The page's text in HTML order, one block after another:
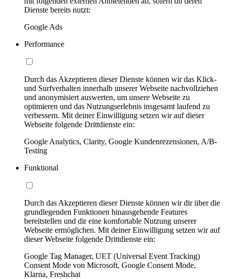
Dienste bereits nutzt:
Google Ads
Performance
Durch das Akzeptieren dieser Dienste können wir das Klick-
und Surfverhalten innerhalb unserer Webseite nachvollziehen
und anonymisiert auswerten, um unsere Webseite zu
optimieren und das Nutzungserlebnis insgesamt laufend zu
verbessern. Mit deiner Einwilligung setzen wir auf dieser
Webseite folgende Drittdienste ein:
Google Analytics, Clarity, Google Kundenrezensionen, A/B-
Testing
Funktional
Durch das Akzeptieren dieser Dienste können wir dir über die
grundlegenden Funktionen hinausgehende Features
bereitstellen und dir eine komfortable Nutzung unserer
Webseite ermöglichen. Mit deiner Einwilligung setzen wir auf
dieser Webseite folgende Drittdienste ein:
Google Tag Manager, UET (Universal Event Tracking)
Consent Mode von Microsoft, Google Consent Mode,
Klarna, Freshchat